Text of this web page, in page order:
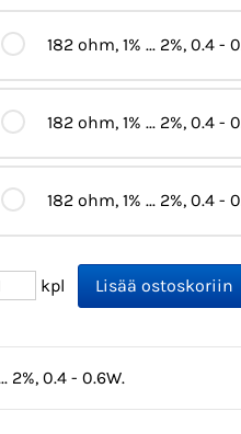
182 ohm, 1% ... 2%, 0.4 -
182 ohm, 1% ... 2%, 0.4 -
182 ohm, 1% ... 2%, 0.4 -
kpl
2%, 0.4 - 0.6W.